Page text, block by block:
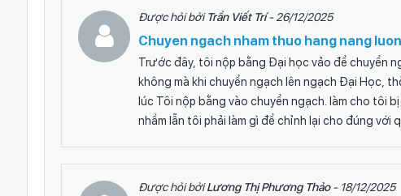
Được hỏi bởiTrần Viết Trí- 26/12/2025
Chuyen ngach nham thuo hang nang
Trước đây, tôi nộp bằng Đại học vảo để chuyển
không mà khi chuyển ngạch lên ngạch Đại Học,
lúc Tôi nộp bằng vào chuyển ngạch. làm cho tôi
nhầm lẫn tôi phải làm gì để chỉnh lại cho đúng với
Được hỏi bởiLương Thị Phương Thảo- 18/12/2025